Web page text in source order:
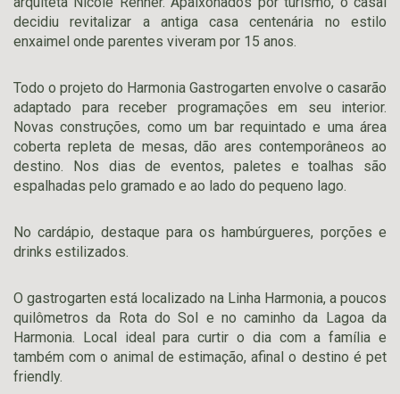
decidiu revitalizar a antiga casa centenária no estilo
enxaimel onde parentes viveram por 15 anos.
Todo o projeto do Harmonia Gastrogarten envolve o casarão
adaptado para receber programações em seu interior.
Novas construções, como um bar requintado e uma área
coberta repleta de mesas, dão ares contemporâneos ao
destino. Nos dias de eventos, paletes e toalhas são
espalhadas pelo gramado e ao lado do pequeno lago.
No cardápio, destaque para os hambúrgueres, porções e
drinks estilizados.
O gastrogarten está localizado na Linha Harmonia, a poucos
quilômetros da Rota do Sol e no caminho da Lagoa da
Harmonia. Local ideal para curtir o dia com a família e
também com o animal de estimação, afinal o destino é pet
friendly.